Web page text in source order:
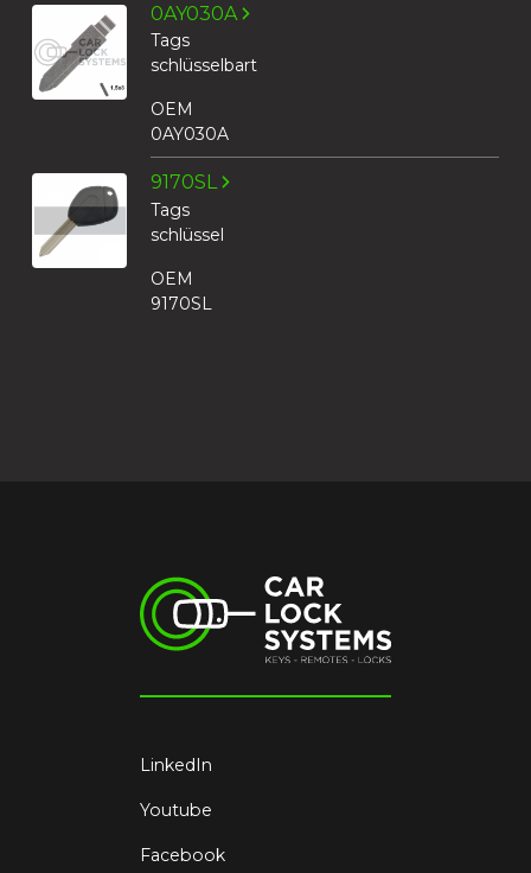
0AY030A
Tags
schlüsselbart
OEM
0AY030A
9170SL
Tags
schlüssel
OEM
9170SL
LinkedIn
Youtube
Facebook